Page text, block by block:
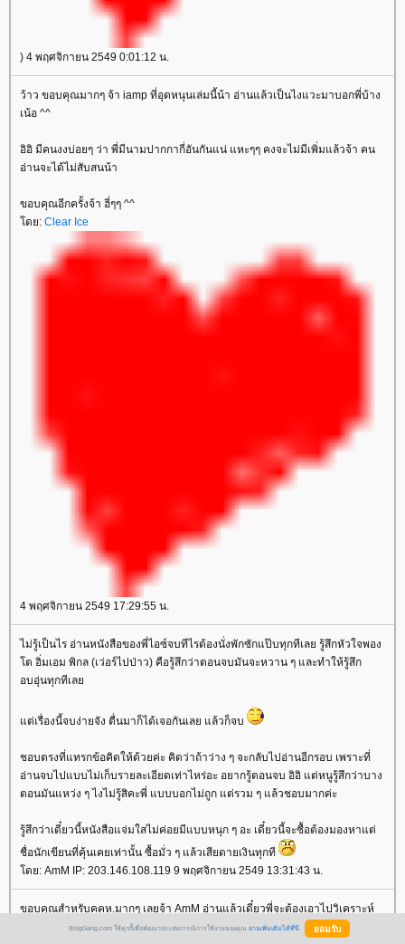
) 4 พฤศจิกายน 2549 0:01:12 น.
ว้าว ขอบคุณมากๆ จ้า iamp ที่อุดหนุนเล่มนี้น้า อ่านแล้วเป็นไงแวะมาบอกพี่บ้าง
เน้อ ^^
อิอิ มีคนงงบ่อยๆ ว่า พี่มีนามปากกากี่อันกันแน่ แหะๆๆ คงจะไม่มีเพิ่มแล้วจ้า คน
อ่านจะได้ไม่สับสนน้า
ขอบคุณอีกครั้งจ้า ฮี่ๆๆ ^^
ดย: Clear Ice
4 พฤศจิกายน 2549 17:29:55 น.
ไม่รู้เป็นไร อ่านหนังสือของพี่ไอซ์จบทีไรต้องนั่งพักซักแป๊บทุกทีเลย รู้สึกหัวใจพอง
ต อิ่มเอม พิกล (เว่อร์ไปป่าว) คือรู้สึกว่าตอนจบมันจะหวาน ๆ และทำให้รู้สึก
อบอุ่นทุกทีเล
ต่เรื่องนี้จบง่ายจัง ตื่นมาก็ได้เจอกันเลย แล้วก็จบ
ชอบตรงที่แทรกข้อคิดให้ด้วยค่ะ คิดว่าถ้าว่าง ๆ จะกลับไปอ่านอีกรอบ เพราะที่
อ่านจบไปแบบไม่เก็บรายละเอียดเท่าไหร่อะ อยากรู้ตอนจบ อิอิ แต่หนูรู้สึกว่าบาง
ตอนมันแหว่ง ๆ ไงไม่รู้สิคะพี่ แบบบอกไม่ถูก แต่รวม ๆ แล้วชอบมากค่ะ
รู้สึกว่าเดี๋ยวนี้หนังสือแจ่มใสไม่ค่อยมีแบบหนุก ๆ อะ เดี๋ยวนี้จะซื้อต้องมองหาแต่
ชื่อนักเขียนที่คุ้นเคยเท่านั้น ซื้อมั่ว ๆ แล้วเสียดายเงินทุกที
ดย: AmM IP: 203.146.108.119 9 พฤศจิกายน 2549 13:31:43 น.
ขอบคุณสำหรับคคห.มากๆ เลยจ้า AmM อ่านแล้วเดี๋ยวพี่จะต้องเอาไปวิเคราะห์
หม่ซะแว้ว ... คือเรื่องนี้พี่ไม่ได้เน้นหวานอะ เพราะแรกเริ่มเีขียนเป็นแนว
BlogGang.com ใช้คุกกี้เพื่อพัฒนาประสบการณ์การใช้งานของคุณ อ่านเพิ่มเติมได้ที่นี่